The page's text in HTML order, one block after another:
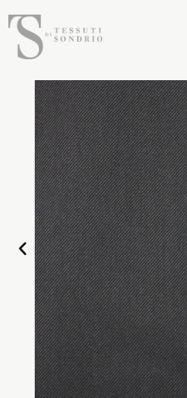
ABOUT US
The labels
Our history
Work with
Share our
THE
The season Fall/
The season Spring/